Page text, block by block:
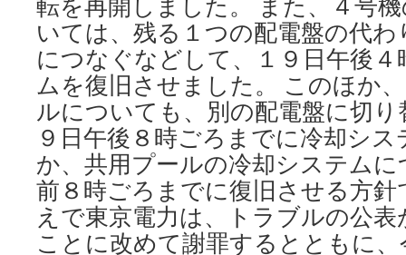
いては、残る１つの配電盤の代
につなぐなどして、１９日午後
ムを復旧させました。 このほか
ルについても、別の配電盤に切
９日午後８時ごろまでに冷却シ
か、共用プールの冷却システム
前８時ごろまでに復旧させる方
えで東京電力は、トラブルの公
ことに改めて謝罪するとともに